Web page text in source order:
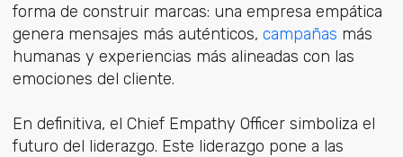
forma de construir marcas: una empresa empática
genera mensajes más auténticos, campañas más
humanas y experiencias más alineadas con las
emociones del cliente.
En definitiva, el Chief Empathy Officer simboliza el
futuro del liderazgo. Este liderazgo pone a las